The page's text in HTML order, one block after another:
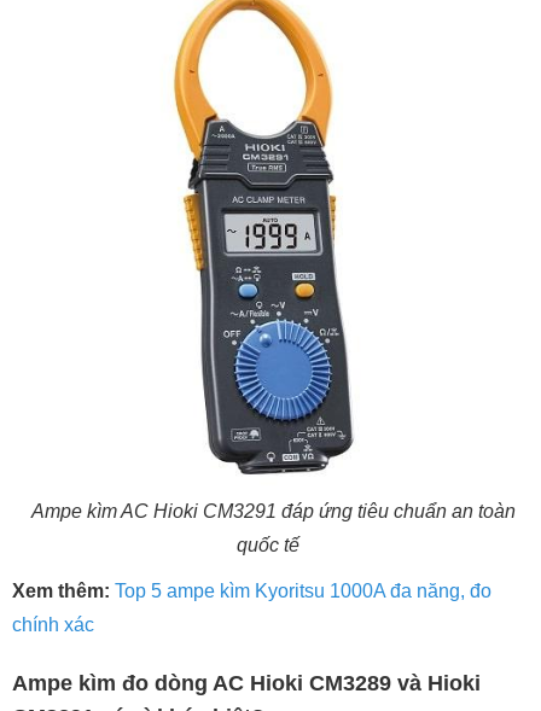
Ampe kìm AC Hioki CM3291 đáp ứng tiêu chuẩn an toàn
quốc tế
Xem thêm: Top 5 ampe kìm Kyoritsu 1000A đa năng, đo
chính xác
Ampe kìm đo dòng AC Hioki CM3289 và Hioki